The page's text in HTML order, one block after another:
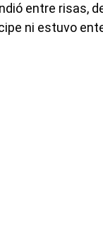
entre risas,
ni estuvo